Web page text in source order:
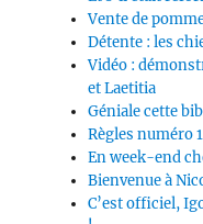
Vente de
Détente : les
Vidéo :
et Laetitia
Géniale cette
Règles numéro
En week-end
Bienvenue à
C’est officiel,